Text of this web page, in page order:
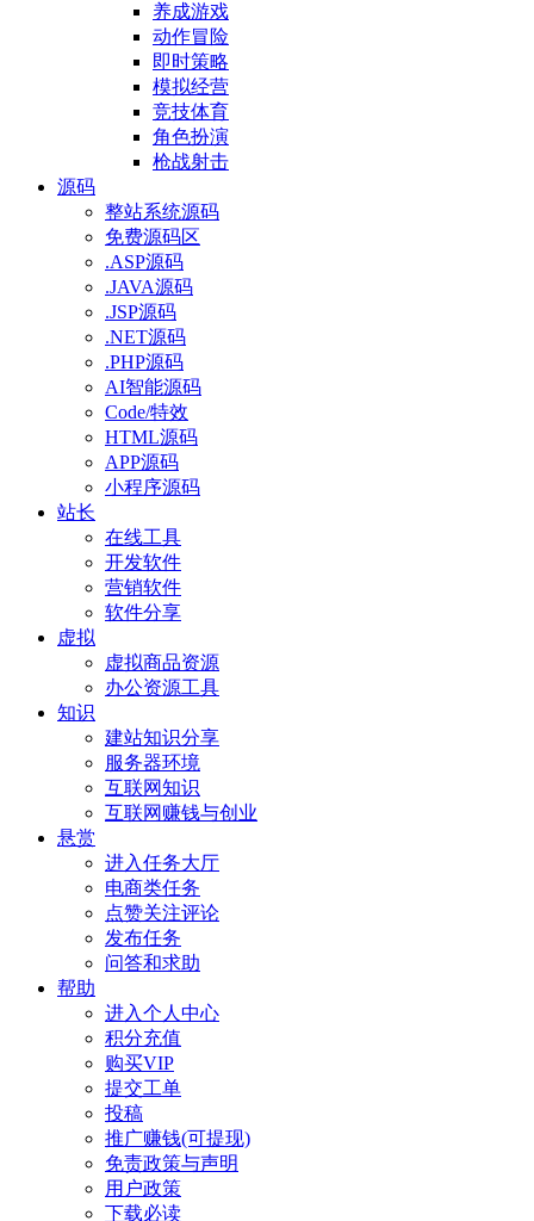
养成游戏
动作冒险
即时策略
模拟经营
竞技体育
角色扮演
枪战射击
源码
整站系统源码
免费源码区
.ASP源码
.JAVA源码
.JSP源码
.NET源码
.PHP源码
AI智能源码
Code/特效
HTML源码
APP源码
小程序源码
站长
在线工具
开发软件
营销软件
软件分享
虚拟
虚拟商品资源
办公资源工具
知识
建站知识分享
服务器环境
互联网知识
互联网赚钱与创业
悬赏
进入任务大厅
电商类任务
点赞关注评论
发布任务
问答和求助
帮助
进入个人中心
积分充值
购买VIP
提交工单
投稿
推广赚钱(可提现)
免责政策与声明
用户政策
下载必读